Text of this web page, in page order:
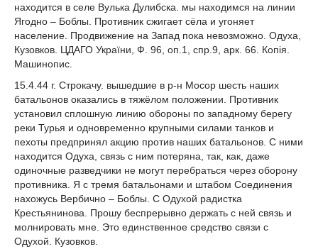
находится в селе Вулька Дулибска. мы находимся на линии
Ягодно – Боблы. Противник сжигает сёла и угоняет
население. Продвижение на Запад пока невозможно. Одуха,
Кузовков. ЦДАГО України, Ф. 96, оп.1, спр.9, арк. 66. Копія.
Машинопис.
15.4.44 г. Строкачу. вышедшие в р-н Мосор шесть наших
батальонов оказались в тяжёлом положении. Противник
установил сплошную линию обороны по западному берегу
реки Турья и одновременно крупными силами танков и
пехоты предпринял акцию против наших батальонов. С ними
находится Одуха, связь с ним потеряна, так, как, даже
одиночные разведчики не могут перебраться через оборону
противника. Я с тремя батальонами и штабом Соединения
нахожусь Вербично – Боблы. С Одухой радистка
Крестьянинова. Прошу беспрерывно держать с ней связь и
молнировать мне. Это единственное средство связи с
Одухой. Кузовков.